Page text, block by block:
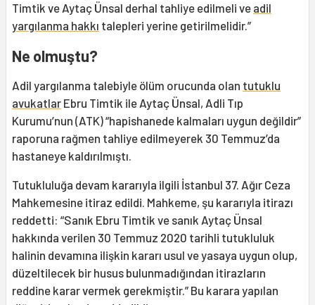
Timtik ve Aytaç Ünsal derhal tahliye edilmeli ve adil
yargılanma hakkı talepleri yerine getirilmelidir.”
Ne olmuştu?
Adil yargılanma talebiyle ölüm orucunda olan tutuklu
avukatlar Ebru Timtik ile Aytaç Ünsal, Adli Tıp
Kurumu’nun (ATK) “hapishanede kalmaları uygun değildir”
raporuna rağmen tahliye edilmeyerek 30 Temmuz’da
hastaneye kaldırılmıştı.
Tutukluluğa devam kararıyla ilgili İstanbul 37. Ağır Ceza
Mahkemesine itiraz edildi. Mahkeme, şu kararıyla itirazı
reddetti: “Sanık Ebru Timtik ve sanık Aytaç Ünsal
hakkında verilen 30 Temmuz 2020 tarihli tutukluluk
halinin devamına ilişkin kararı usul ve yasaya uygun olup,
düzeltilecek bir husus bulunmadığından itirazların
reddine karar vermek gerekmiştir.” Bu karara yapılan